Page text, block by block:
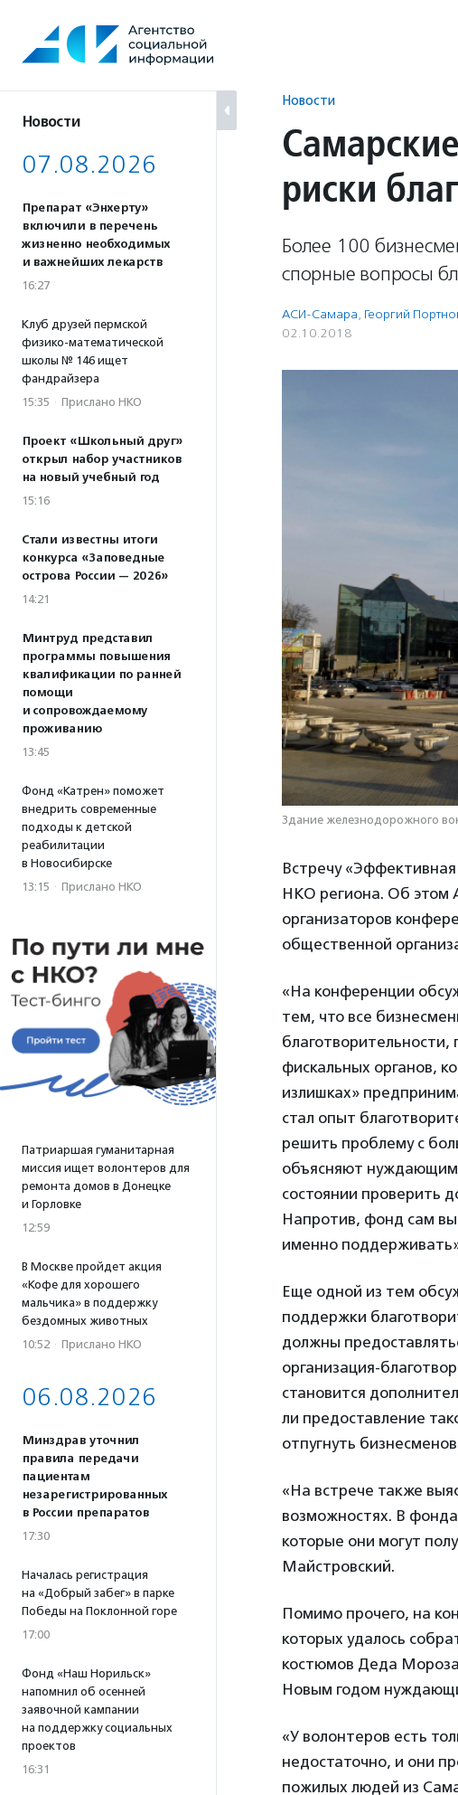
содержанию
Новости
07.08.2026
Препарат «Энхерту»
включили в перечень
жизненно необходимых
и важнейших лекарств
16:27
Клуб друзей пермской
физико-математической
школы № 146 ищет
фандрайзера
15:35 · Прислано НКО
Проект «Школьный друг»
открыл набор участников
на новый учебный год
15:16
Стали известны итоги
конкурса «Заповедные
острова России — 2026»
14:21
Минтруд представил
программы повышения
квалификации по ранней
помощи
и сопровождаемому
проживанию
13:45
Фонд «Катрен» поможет
внедрить современные
подходы к детской
реабилитации
в Новосибирске
13:15 · Прислано НКО
Патриаршая гуманитарная
миссия ищет волонтеров для
ремонта домов в Донецке
и Горловке
12:59
В Москве пройдет акция
«Кофе для хорошего
мальчика» в поддержку
бездомных животных
10:52 · Прислано НКО
06.08.2026
Минздрав уточнил
правила передачи
пациентам
незарегистрированных
в России препаратов
17:30
Началась регистрация
на «Добрый забег» в парке
Победы на Поклонной горе
17:00
Фонд «Наш Норильск»
напомнил об осенней
заявочной кампании
на поддержку социальных
проектов
16:31
Новости
риски
Более 100
спорные вопросы
АСИ-Самара, Георгий
02.10.2018
Здание железнодорожного
Встречу
НКО региона. Об этом
организаторов
общественной
«На конференции
тем, что все
фискальных органов,
излишках»
стал опыт
решить проблему с
объясняют
состоянии проверить
Напротив, фонд сам
именно
Еще одной из тем
поддержки
должны
организация-
становится
ли предоставление
отпугнуть
«На встрече также
возможностях. В
которые они могут
Майстровский.
Помимо прочего, на
которых удалось
костюмов Деда Мороза
Новым годом
«У волонтеров есть
недостаточно, и они
пожилых людей из